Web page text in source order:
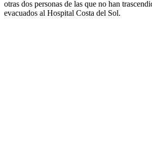
otras dos personas de las que no han
evacuados al Hospital Costa del Sol.